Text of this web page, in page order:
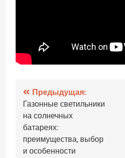
Навигация
по
записям
Предыдущая:
Газонные светильники
на солнечных
батареях:
преимущества, выбор
и особенности